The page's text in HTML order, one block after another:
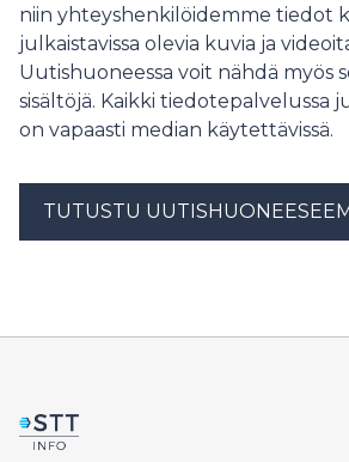
niin yhteyshenkilöidemme tiedot
julkaistavissa olevia kuvia ja
Uutishuoneessa voit nähdä myös
sisältöjä. Kaikki tiedotepalvelussa
on vapaasti median käytettävissä.
TUTUSTU